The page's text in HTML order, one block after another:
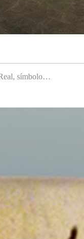
símbolo…